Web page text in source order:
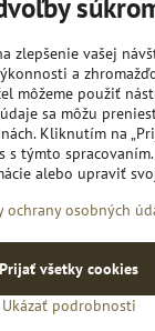
zlepšenie vašej
a
môžeme použiť
sa môžu
Kliknutím na
s týmto
alebo upraviť
ochrany osobných
Ukázať podrobnosti
Prijať všetky cookies